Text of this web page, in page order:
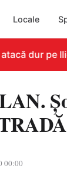
Locale
dur pe
00:00